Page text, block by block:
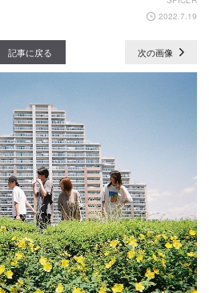
2022.7.19
記事に戻る 次の画像